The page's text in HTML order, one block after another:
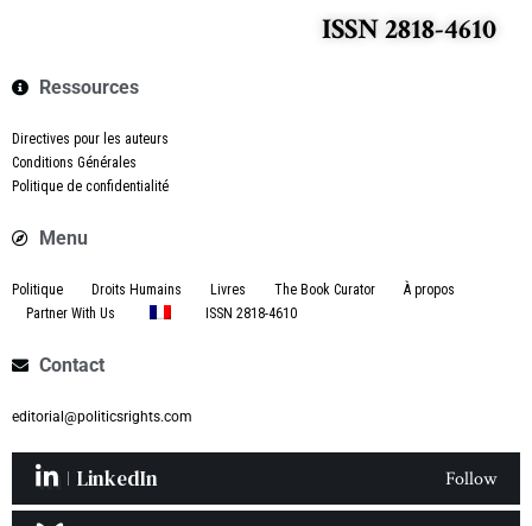
ISSN 2818-4610
Ressources
Directives pour les auteurs
Conditions Générales
Politique de confidentialité
Menu
Politique Droits Humains Livres The Book Curator
À propos
Partner With Us
ISSN 2818-4610
Contact
editorial@politicsrights.com
LinkedIn Follow